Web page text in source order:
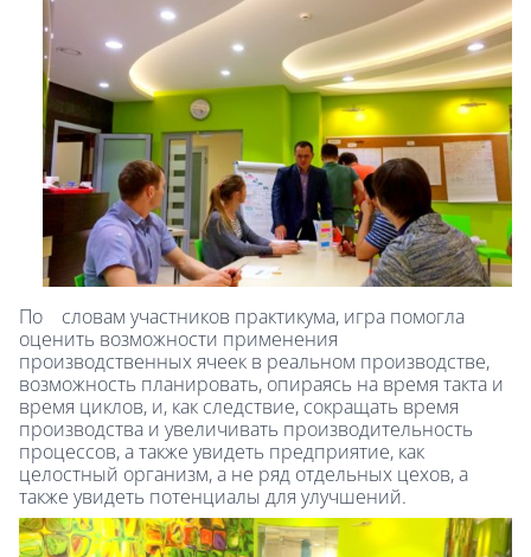
По словам участников практикума, игра помогла
оценить возможности применения
производственных ячеек в реальном производстве,
возможность планировать, опираясь на время такта и
время циклов, и, как следствие, сокращать время
производства и увеличивать производительность
процессов, а также увидеть предприятие, как
целостный организм, а не ряд отдельных цехов, а
также увидеть потенциалы для улучшений.